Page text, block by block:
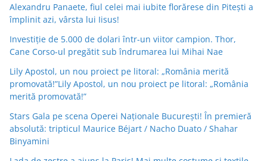
Alexandru Panaete, fiul celei mai iubite florărese din Pitești a
împlinit azi, vârsta lui Iisus!
Investiție de 5.000 de dolari într-un viitor campion. Thor,
Cane Corso-ul pregătit sub îndrumarea lui Mihai Nae
Lily Apostol, un nou proiect pe litoral: „România merită
promovată!”Lily Apostol, un nou proiect pe litoral: „România
merită promovată!”
Stars Gala pe scena Operei Naționale București! În premieră
absolută: tripticul Maurice Béjart / Nacho Duato / Shahar
Binyamini